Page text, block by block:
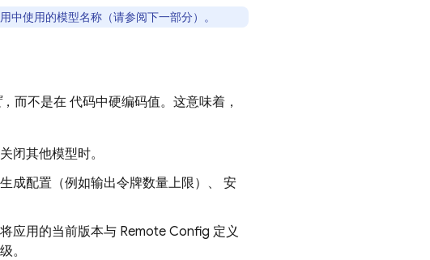
中使用的模型名称（请参阅下一部分）。
，而不是在 代码中硬编码值。这意味着，
闭其他模型时。
生成配置（例如输出令牌数量上限）、 安
应用的当前版本与 Remote Config 定义
。